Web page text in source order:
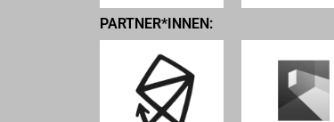
PARTNER*INNEN: